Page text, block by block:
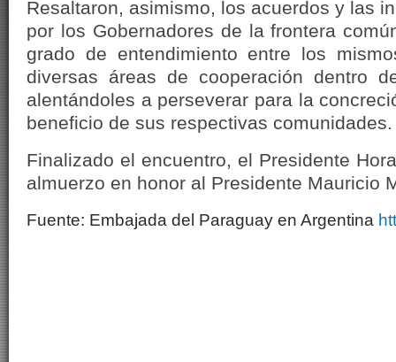
Resaltaron, asimismo, los acuerdos y las
por los Gobernadores de la frontera
grado de entendimiento entre los
diversas áreas de cooperación dentro
alentándoles a perseverar para la
beneficio de sus respectivas comunidades.
Finalizado el encuentro, el Presidente
almuerzo en honor al Presidente Mauricio
Fuente: Embajada del Paraguay en Argentina